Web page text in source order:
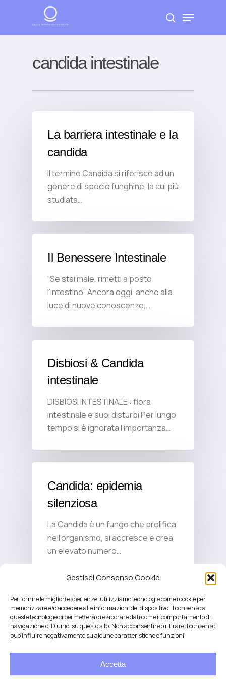
Gestisci Consenso Cookie
Per fornire le migliori esperienze, utilizziamo tecnologie come i cookie per
memorizzare e/o accedere alle informazioni del dispositivo. Il consenso a
queste tecnologie ci permetterà di elaborare dati come il comportamento di
navigazione o ID unici su questo sito. Non acconsentire o ritirare il consenso
può influire negativamente su alcune caratteristiche e funzioni.
Accetta
main
search
Menu
candida intestinale
La barriera intestinale e la
candida
Il termine Candida si riferisce ad un
genere di specie funghine, la cui più
studiata…
Il Benessere Intestinale
“Se stai male, rimetti a posto
l’intestino” Ancora oggi, anche alla
luce di nuove conoscenze,…
Disbiosi & Candida
intestinale
DISBIOSI INTESTINALE : flora
intestinale e suoi disturbi Per lungo
tempo si è ignorata l’importanza…
Candida: epidemia
silenziosa
La Candida è un fungo che prolifica
nell'organismo, si accresce e crea
un elevato numero…
Salute integrativa e Longevità